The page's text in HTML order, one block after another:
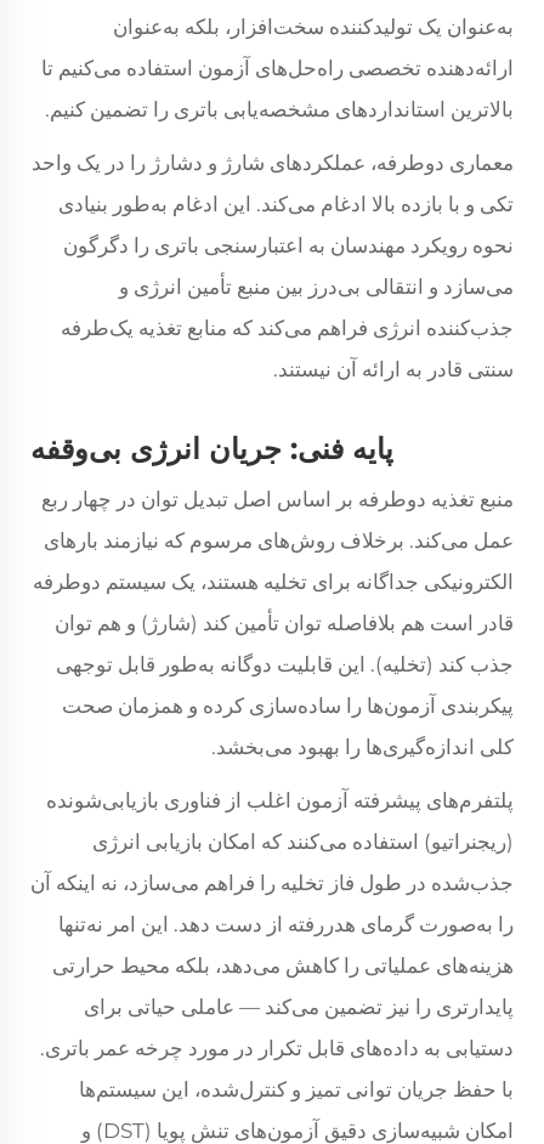
به‌عنوان یک تولیدکننده سخت‌افزار، بلکه به‌عنوان
ارائه‌دهنده تخصصی راه‌حل‌های آزمون استفاده می‌کنیم تا
بالاترین استانداردهای مشخصه‌یابی باتری را تضمین کنیم.
معماری دوطرفه، عملکردهای شارژ و دشارژ را در یک واحد
تکی و با بازده بالا ادغام می‌کند. این ادغام به‌طور بنیادی
نحوه رویکرد مهندسان به اعتبارسنجی باتری را دگرگون
می‌سازد و انتقالی بی‌درز بین منبع تأمین انرژی و
جذب‌کننده انرژی فراهم می‌کند که منابع تغذیه یک‌طرفه
سنتی قادر به ارائه آن نیستند.
پایه فنی: جریان انرژی بی‌وقفه
منبع تغذیه دوطرفه بر اساس اصل تبدیل توان در چهار ربع
عمل می‌کند. برخلاف روش‌های مرسوم که نیازمند بارهای
الکترونیکی جداگانه برای تخلیه هستند، یک سیستم دوطرفه
قادر است هم بلافاصله توان تأمین کند (شارژ) و هم توان
جذب کند (تخلیه). این قابلیت دوگانه به‌طور قابل توجهی
پیکربندی آزمون‌ها را ساده‌سازی کرده و همزمان صحت
کلی اندازه‌گیری‌ها را بهبود می‌بخشد.
پلتفرم‌های پیشرفته آزمون اغلب از فناوری بازیابی‌شونده
(ریجنراتیو) استفاده می‌کنند که امکان بازیابی انرژی
جذب‌شده در طول فاز تخلیه را فراهم می‌سازد، نه اینکه آن
را به‌صورت گرمای هدررفته از دست دهد. این امر نه‌تنها
هزینه‌های عملیاتی را کاهش می‌دهد، بلکه محیط حرارتی
پایدارتری را نیز تضمین می‌کند — عاملی حیاتی برای
دستیابی به داده‌های قابل تکرار در مورد چرخه عمر باتری.
با حفظ جریان توانی تمیز و کنترل‌شده، این سیستم‌ها
امکان شبیه‌سازی دقیق آزمون‌های تنش پویا (DST) و